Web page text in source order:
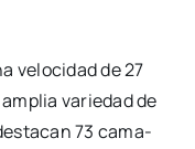
velo­ci­dad de 27
varie­dad de
73 cama­